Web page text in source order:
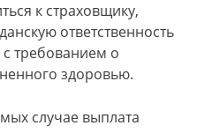
к страховщику,
ответственность
требованием о
здоровью.
случае выплата